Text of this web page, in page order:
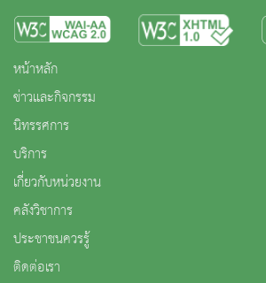
หน้าหลัก
ข่าวและกิจกรรม
นิทรรศการ
บริการ
เกี่ยวกับหน่วยงาน
คลังวิชาการ
ประชาชนควรรู้
ติดต่อเรา